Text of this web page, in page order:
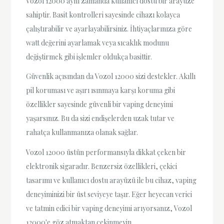
sahiptir. Basit kontrolleri sayesinde cihazı kolayca
çalıştırabilir ve ayarlayabilirsiniz. İhtiyaçlarınıza göre
watt değerini ayarlamak veya sıcaklık modunu
değiştirmek gibi işlemler oldukça basittir.
Güvenlik açısından da Vozol 12000 sizi destekler. Akıllı
pil koruması ve aşırı ısınmaya karşı koruma gibi
özellikler sayesinde güvenli bir vaping deneyimi
yaşarsınız. Bu da sizi endişelerden uzak tutar ve
rahatça kullanmanıza olanak sağlar.
Vozol 12000 üstün performansıyla dikkat çeken bir
elektronik sigaradır. Benzersiz özellikleri, çekici
tasarımı ve kullanıcı dostu arayüzü ile bu cihaz, vaping
deneyiminizi bir üst seviyeye taşır. Eğer heyecan verici
ve tatmin edici bir vaping deneyimi arıyorsanız, Vozol
12000'e göz atmaktan çekinmeyin.